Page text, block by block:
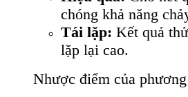
chóng khả năng
Tái lặp: Kết quả
lặp lại cao.
Nhược điểm của